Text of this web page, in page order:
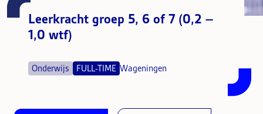
Leerkracht groep 5, 6 of 7 (0,2 –
1,0 wtf)
Onderwijs FULL-TIME Wageningen